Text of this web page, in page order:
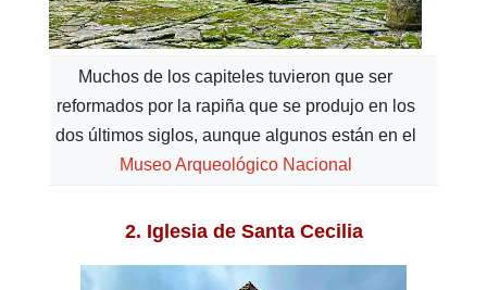
Muchos de los capiteles tuvieron que ser
reformados por la rapiña que se produjo en los
dos últimos siglos, aunque algunos están en el
Museo Arqueológico Nacional
2. Iglesia de Santa Cecilia